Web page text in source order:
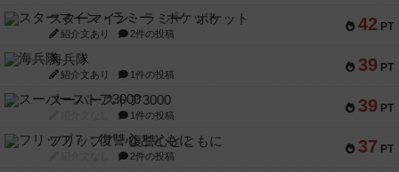
42 PT
スターマイン・ラミー ポケット
紹介文あり 2件の投稿
39 PT
海兵隊
紹介文あり 1件の投稿
39 PT
スーパーストア3000
1件の投稿
37 PT
フリップ７：復讐心とともに
2件の投稿